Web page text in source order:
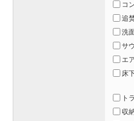
コ
追
洗
サ
エ
床
ト
収